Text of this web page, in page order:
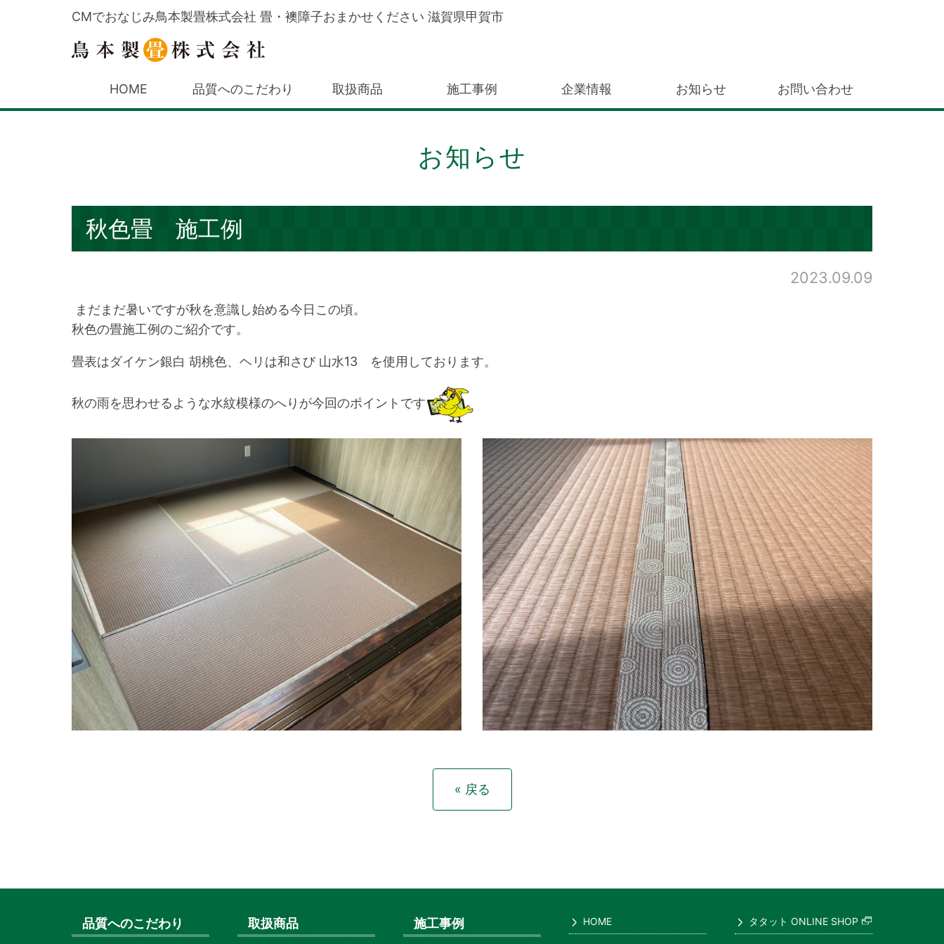
CMでおなじみ鳥本製畳株式会社 畳・襖障子おまかせください 滋賀県甲賀市
HOME 品質へのこだわり 取扱商品 施工事例 企業情報 お知らせ お問い合わせ
お知らせ
秋色畳 施工例
2023.09.09
まだまだ暑いですが秋を意識し始める今日この頃。
秋色の畳施工例のご紹介です。
畳表はダイケン銀白 胡桃色、ヘリは和さび 山水13 を使用しております。
秋の雨を思わせるような水紋模様のへりが今回のポイントです
« 戻る
品質へのこだわり 取扱商品 施工事例 HOME タタット ONLINE SHOP